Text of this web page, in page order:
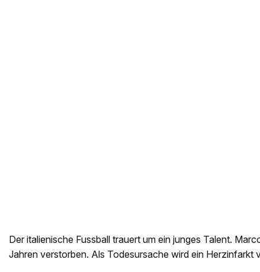
Der italienische Fussball trauert um ein junges Talent.
Jahren verstorben. Als Todesursache wird ein Herzinfarkt